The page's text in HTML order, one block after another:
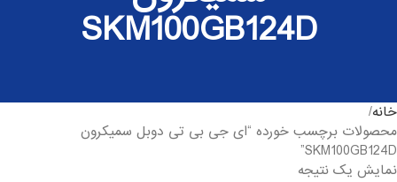
SKM100GB124D
خانه
محصولات برچسب خورده “ای جی بی تی دوبل سمیکرون
SKM100GB124D”
نمایش یک نتیجه